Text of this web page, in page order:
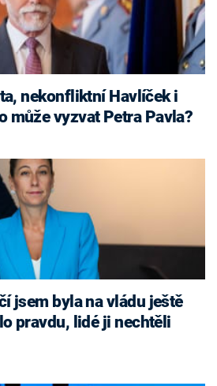
může vyzvat Petra Pavla?
jsem byla na vládu ještě
pravdu, lidé ji nechtěli